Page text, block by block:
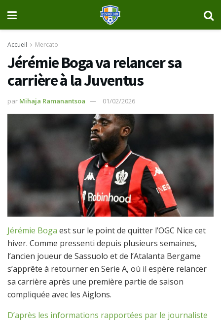
Accueil Mercato
Jérémie Boga va relancer sa
carrière à la Juventus
par Mihaja Ramanantsoa 01/02/2026
Jérémie Boga est sur le point de quitter l’OGC Nice cet
hiver. Comme pressenti depuis plusieurs semaines,
l’ancien joueur de Sassuolo et de l’Atalanta Bergame
s’apprête à retourner en Serie A, où il espère relancer
sa carrière après une première partie de saison
compliquée avec les Aiglons.
D’après les informations rapportées par le journaliste